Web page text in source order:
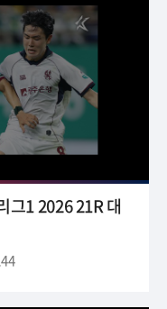
그1 2026 21R 대